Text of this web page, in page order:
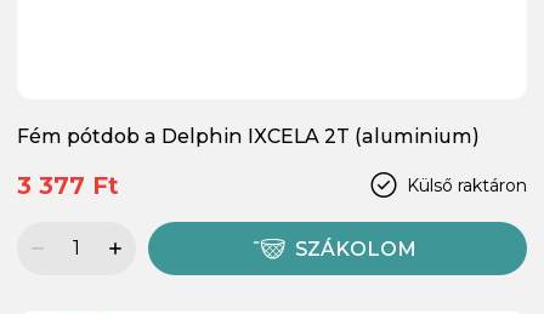
Fém pótdob a Delphin IXCELA 2T (aluminium)
Külső raktáron
3 377 Ft
SZÁKOLOM